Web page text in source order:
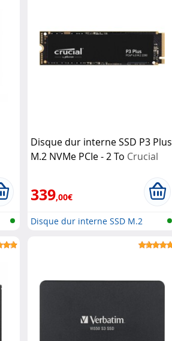
Disque dur interne SSD P3 Plus
M.2 NVMe PCIe - 2 To Crucial
339,00€
Disque dur interne SSD M.2